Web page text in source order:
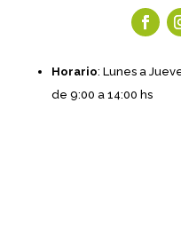
Horario: Lunes a
de 9:00 a 14:00 hs